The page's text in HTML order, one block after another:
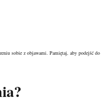
sobie z objawami. Pamiętaj, aby podejść do